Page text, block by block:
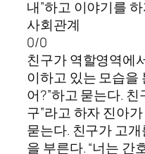
내”하고 이야기를
사회관계
0/0
친구가 역할영역에
이하고 있는 모습을
어?”하고 묻는다.
구”라고 하자 진아
묻는다. 친구가 고
을 부른다. “너는 간